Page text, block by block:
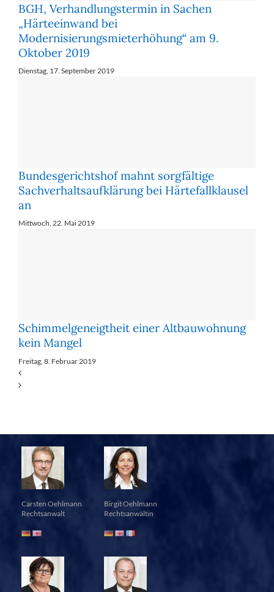
BGH, Verhandlungstermin in Sachen
„Härteeinwand bei
Modernisierungsmieterhöhung“ am 9.
Oktober 2019
Dienstag, 17. September 2019
Bundesgerichtshof mahnt sorgfältige
Sachverhaltsaufklärung bei Härtefallklausel
an
Mittwoch, 22. Mai 2019
Schimmelgeneigtheit einer Altbauwohnung
kein Mangel
Freitag, 8. Februar 2019
Carsten Oehlmann
Rechtsanwalt
Birgit Oehlmann
Rechtsanwältin